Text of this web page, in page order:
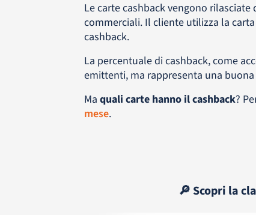
Le carte cashback vengono
commerciali. Il cliente utilizza la
cashback.
La percentuale di cashback, come
emittenti, ma rappresenta una
Ma quali carte hanno il cashback?
mese.
🔎 Scopri la